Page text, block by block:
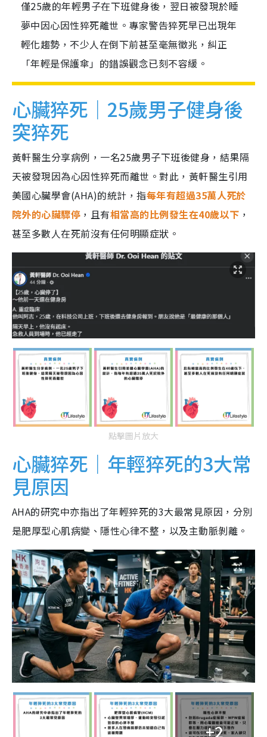
僅25歲的年輕男子在下班健身後，翌日被發現於睡
夢中因心因性猝死離世。專家警告猝死早已出現年
輕化趨勢，不少人在倒下前甚至毫無徵兆，糾正
「年輕是保護傘」的錯誤觀念已刻不容緩。
心臟猝死｜25歲男子健身後
突猝死
黃軒醫生分享病例，一名25歲男子下班後健身，結果隔
天被發現因為心因性猝死而離世。對此，黃軒醫生引用
美國心臟學會(AHA)的統計，指每年有超過35萬人死於
院外的心臟驟停 ，且有相當高的比例發生在40歲以下 ，
甚至多數人在死前沒有任何明顯症狀。
點擊圖片放大
心臟猝死｜年輕猝死的3大常
見原因
AHA的研究中亦指出了年輕猝死的3大最常見原因，分別
是肥厚型心肌病變、隱性心律不整，以及主動脈剝離。
+2